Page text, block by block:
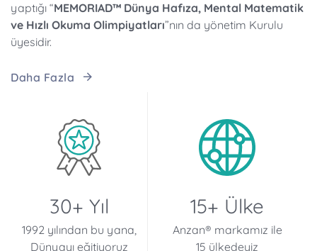
yaptığı “MEMORIAD™ Dünya Hafıza, Mental Matematik
ve Hızlı Okuma Olimpiyatları”nın da yönetim Kurulu
üyesidir.
Daha Fazla
30+ Yıl
1992 yılından bu yana,
Dünyayı eğitiyoruz
15+ Ülke
Anzan® markamız ile
15 ülkedeyiz